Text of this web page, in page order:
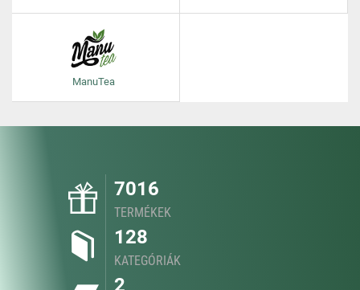
ManuTea
7016
TERMÉKEK
128
KATEGÓRIÁK
2